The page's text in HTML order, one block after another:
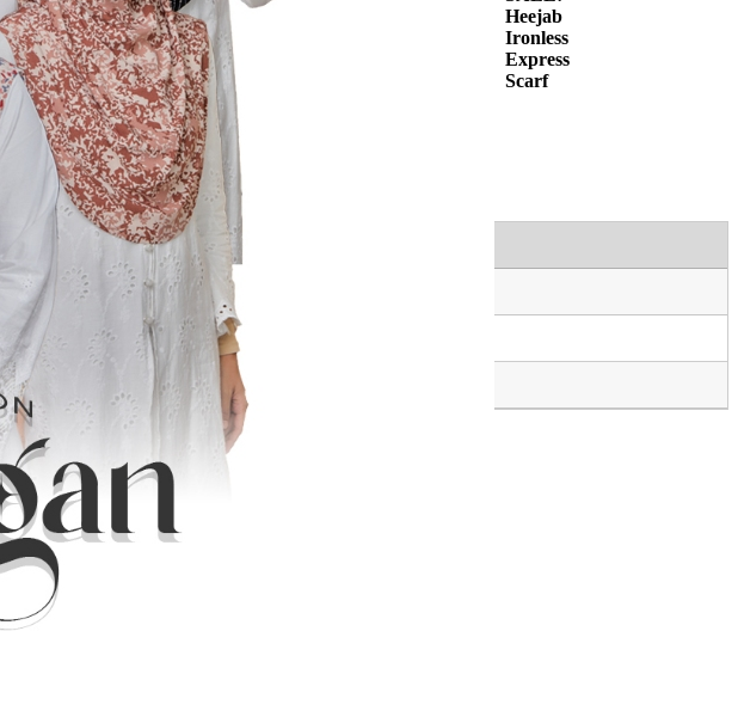
Heejab
Ironless
Express
Scarf
Maksud
Tinggi, pengawas
Lebih luhur
Pengganti, pengawasan